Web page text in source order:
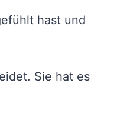
hast und
Sie hat es